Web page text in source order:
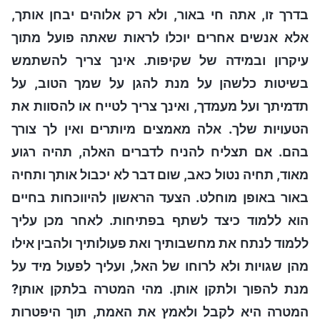
בדרך זו, אתה חי באור, ולא רק אלוהים יבחן אותך,
אלא אנשים אחרים יוכלו לראות שאתה פועל מתוך
עיקרון ובמידה של שקיפות. אינך צריך להשתמש
בשיטות כלשהן על מנת להגן על שמך הטוב, על
תדמיתך ועל מעמדך, ואינך צריך לטייח או להסוות את
הטעויות שלך. אלה מאמצים מיותרים ואין לך צורך
בהם. אם תצליח להניח לדברים האלה, תהיה רגוע
מאוד, תחיה נטול כאב, שום דבר לא יכבול אותך ותחיה
באור באופן מוחלט. הצעד הראשון להיווכחות בחיים
הוא ללמוד כיצד לשתף בפתיחות. לאחר מכן עליך
ללמוד לנתח את מחשבותיך ואת פעולותיך ולהבין אילו
מהן שגויות ולא לרוחו של האל, ועליך לפעול מיד על
מנת להפוך ולתקן אותן. מהי המטרה בלתקן אותן?
המטרה היא לקבל ולאמץ את האמת, תוך היפטרות